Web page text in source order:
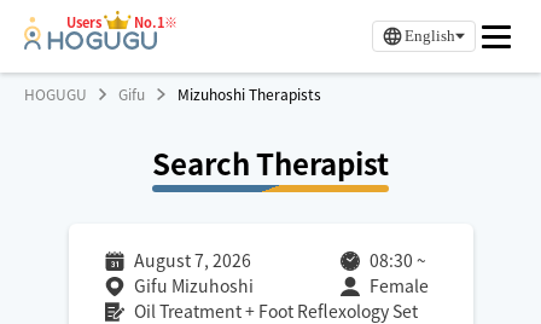
Users No.1※
English
HOGUGU Gifu Mizuhoshi Therapists
Search Therapist
August 7, 2026 08:30 ~
Gifu Mizuhoshi
Female
Oil Treatment + Foot Reflexology Set